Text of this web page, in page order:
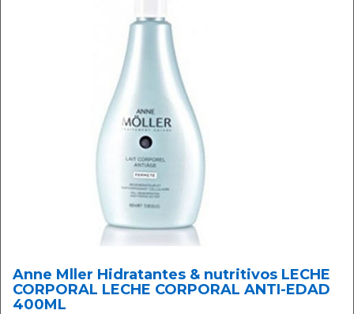
Anne Mller Hidratantes & nutritivos LECHE
CORPORAL LECHE CORPORAL ANTI-EDAD
400ML